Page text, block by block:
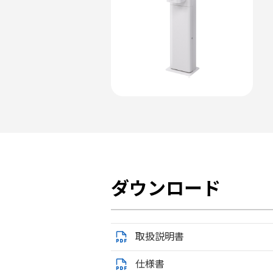
ダウンロード
取扱説明書
仕様書